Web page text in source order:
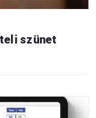
szünet